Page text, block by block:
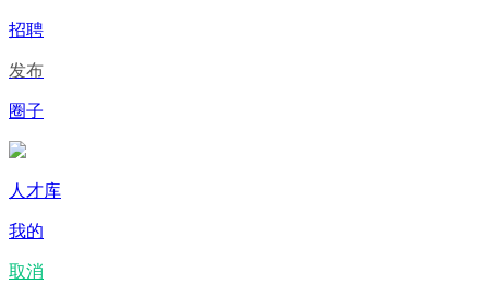
招聘
发布
圈子
人才库
我的
取消